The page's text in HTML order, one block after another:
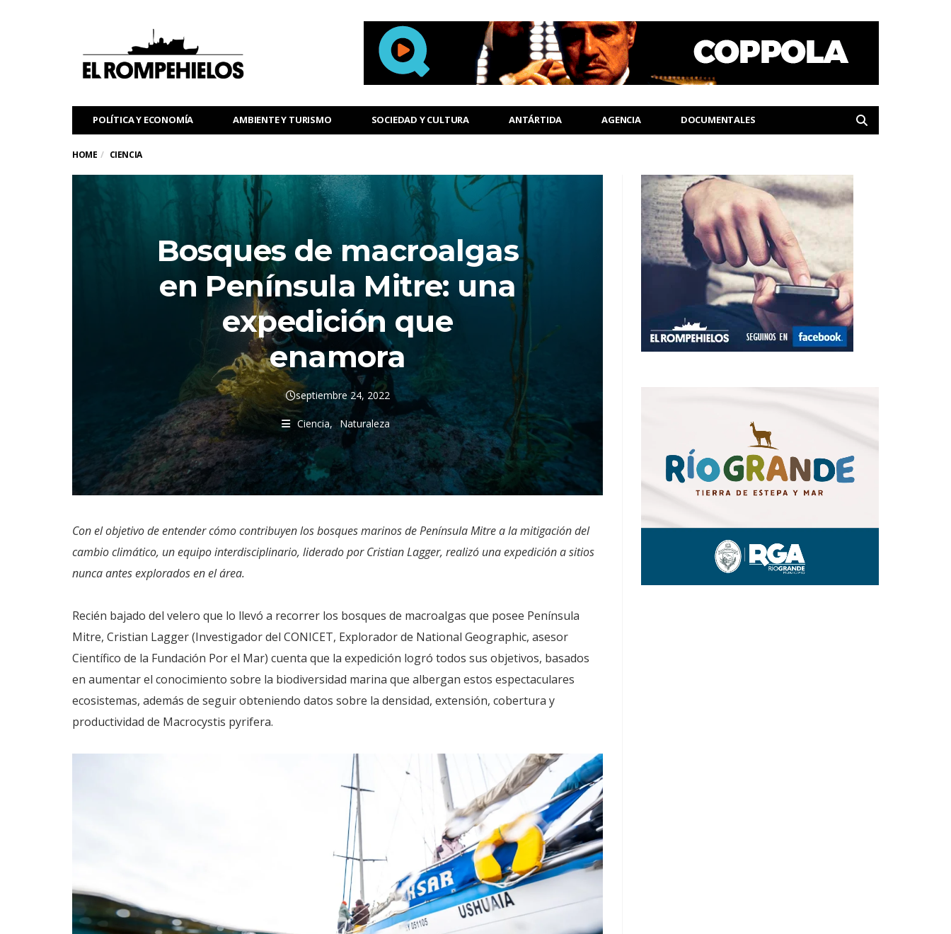
POLÍTICA Y ECONOMÍA AMBIENTE Y TURISMO SOCIEDAD Y CULTURA ANTÁRTIDA AGENCIA DOCUMENTALES
HOME CIENCIA
Bosques de macroalgas
en Península Mitre: una
expedición que
enamora
septiembre 24, 2022
Ciencia Naturaleza
Con el objetivo de entender cómo contribuyen los bosques marinos de Península Mitre a la mitigación del
cambio climático, un equipo interdisciplinario, liderado por Cristian Lagger, realizó una expedición a sitios
nunca antes explorados en el área.
Recién bajado del velero que lo llevó a recorrer los bosques de macroalgas que posee Península
Mitre, Cristian Lagger (Investigador del CONICET, Explorador de National Geographic, asesor
Científico de la Fundación Por el Mar) cuenta que la expedición logró todos sus objetivos, basados
en aumentar el conocimiento sobre la biodiversidad marina que albergan estos espectaculares
ecosistemas, además de seguir obteniendo datos sobre la densidad, extensión, cobertura y
productividad de Macrocystis pyrifera.